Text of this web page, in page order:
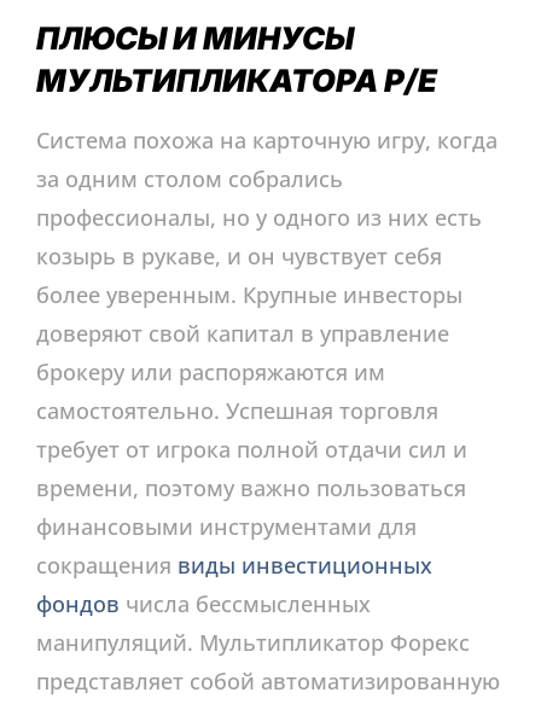
ПЛЮСЫ И МИНУСЫ
МУЛЬТИПЛИКАТОРА P/E
Система похожа на карточную игру, когда
за одним столом собрались
профессионалы, но у одного из них есть
козырь в рукаве, и он чувствует себя
более уверенным. Крупные инвесторы
доверяют свой капитал в управление
брокеру или распоряжаются им
самостоятельно. Успешная торговля
требует от игрока полной отдачи сил и
времени, поэтому важно пользоваться
финансовыми инструментами для
сокращения виды инвестиционных
фондов числа бессмысленных
манипуляций. Мультипликатор Форекс
представляет собой автоматизированную